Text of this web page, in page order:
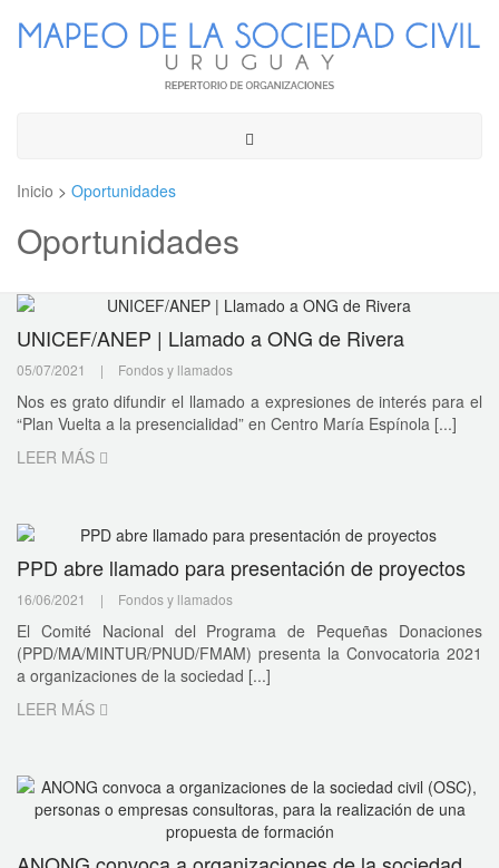
Toggle
Inicio > Oportunidades
Oportunidades
UNICEF/ANEP | Llamado a ONG de Rivera
05/07/2021 | Fondos y llamados
Nos es grato difundir el llamado a expresiones de interés para el
“Plan Vuelta a la presencialidad” en Centro María Espínola [...]
LEER MÁS
PPD abre llamado para presentación de proyectos
16/06/2021 | Fondos y llamados
El Comité Nacional del Programa de Pequeñas Donaciones
(PPD/MA/MINTUR/PNUD/FMAM) presenta la Convocatoria 2021
a organizaciones de la sociedad [...]
LEER MÁS